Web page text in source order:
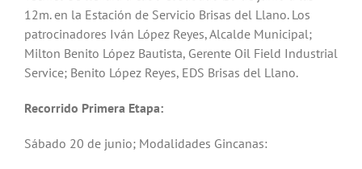
12m. en la Estación de Servicio Brisas del Llano. Los
patrocinadores Iván López Reyes, Alcalde Municipal;
Milton Benito López Bautista, Gerente Oil Field Industrial
Service; Benito López Reyes, EDS Brisas del Llano.
Recorrido Primera Etapa:
Sábado 20 de junio; Modalidades Gincanas: